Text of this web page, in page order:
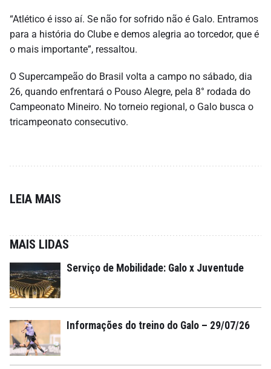
“Atlético é isso aí. Se não for sofrido não é Galo. Entramos
para a história do Clube e demos alegria ao torcedor, que é
o mais importante”, ressaltou.
O Supercampeão do Brasil volta a campo no sábado, dia
26, quando enfrentará o Pouso Alegre, pela 8° rodada do
Campeonato Mineiro. No torneio regional, o Galo busca o
tricampeonato consecutivo.
LEIA MAIS
MAIS LIDAS
Serviço de Mobilidade: Galo x Juventude
Informações do treino do Galo – 29/07/26